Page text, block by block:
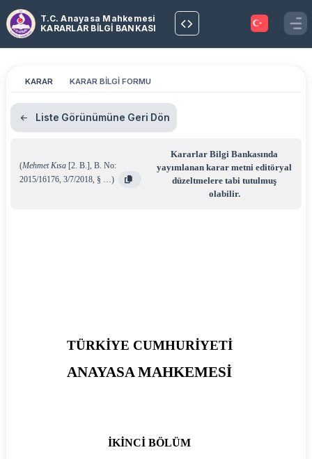
T.C. Anayasa Mahkemesi
KARARLAR BİLGİ BANKASI
KARAR KARAR BİLGİ FORMU
Liste Görünümüne Geri Dön
(Mehmet Kısa [2. B.], B. No:
2015/16176, 3/7/2018, § …)
Kararlar Bilgi Bankasında
yayımlanan karar metni editöryal
düzeltmelere tabi tutulmuş
olabilir.